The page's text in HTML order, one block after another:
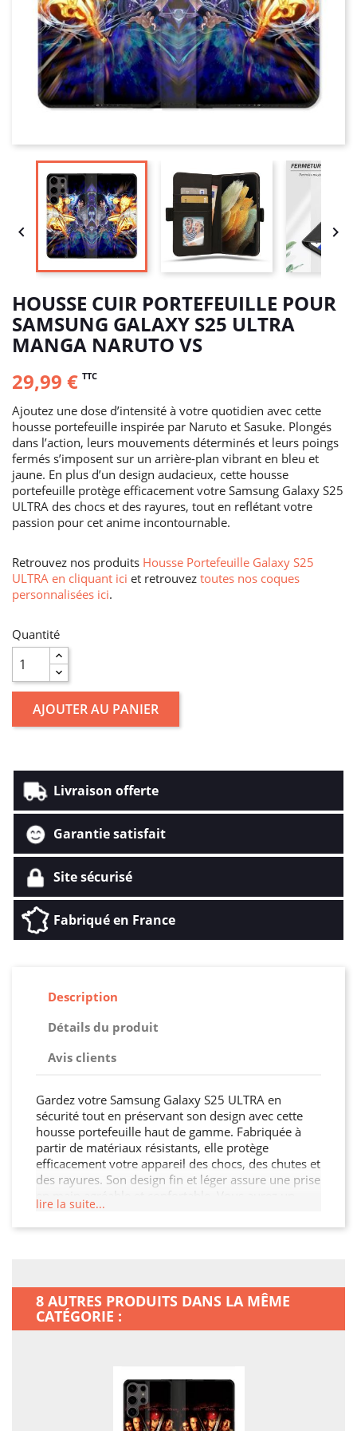
 
HOUSSE CUIR PORTEFEUILLE POUR
SAMSUNG GALAXY S25 ULTRA
MANGA NARUTO VS
29,99 € TTC
Ajoutez une dose d’intensité à votre quotidien avec cette
housse portefeuille inspirée par Naruto et Sasuke. Plongés
dans l’action, leurs mouvements déterminés et leurs poings
fermés s’imposent sur un arrière-plan vibrant en bleu et
jaune. En plus d’un design audacieux, cette housse
portefeuille protège efficacement votre Samsung Galaxy S25
ULTRA des chocs et des rayures, tout en reflétant votre
passion pour cet anime incontournable.
Retrouvez nos produits Housse Portefeuille Galaxy S25
ULTRA en cliquant ici et retrouvez toutes nos coques
personnalisées ici.
Quantité
AJOUTER AU PANIER
Livraison offerte
Garantie satisfait
Site sécurisé
Fabriqué en France
Description
Détails du produit
Avis clients
Gardez votre Samsung Galaxy S25 ULTRA en
sécurité tout en préservant son design avec cette
housse portefeuille haut de gamme. Fabriquée à
partir de matériaux résistants, elle protège
efficacement votre appareil des chocs, des chutes et
des rayures. Son design fin et léger assure une prise
en main agréable et confortable. Vous aurez un
accès facile à tous les ports et boutons de votre
Samsung Galaxy S25 ULTRA grâce à sa découpe
sophistication.
lire la suite...
8 AUTRES PRODUITS DANS LA MÊME
CATÉGORIE :